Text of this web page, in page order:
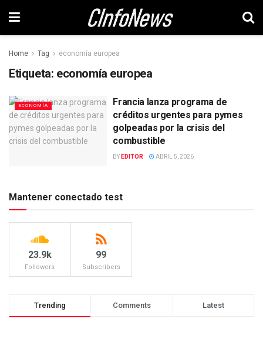
Home Tag economía europea
Etiqueta: economía europea
ECONOMÍA
Francia lanza programa de
créditos urgentes para pymes
golpeadas por la crisis del
combustible
BY EDITOR ABRIL 5, 2026
Mantener conectado test
23.9k
Followers
99
Subscribers
Trending Comments Latest